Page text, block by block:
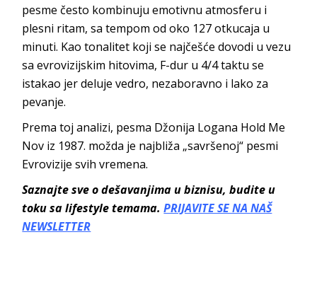
pesme često kombinuju emotivnu atmosferu i
plesni ritam, sa tempom od oko 127 otkucaja u
minuti. Kao tonalitet koji se najčešće dovodi u vezu
sa evrovizijskim hitovima, F-dur u 4/4 taktu se
istakao jer deluje vedro, nezaboravno i lako za
pevanje.
Prema toj analizi, pesma Džonija Logana Hold Me
Nov iz 1987. možda je najbliža „savršenoj“ pesmi
Evrovizije svih vremena.
Saznajte sve o dešavanjima u biznisu, budite u
toku sa lifestyle temama.PRIJAVITE SE NA NAŠ
NEWSLETTER